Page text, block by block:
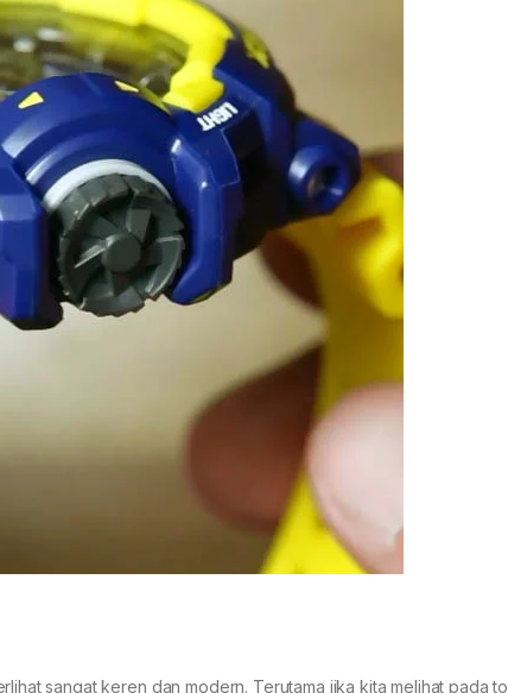
sangat keren dan modern. Terutama jika kita melihat pada